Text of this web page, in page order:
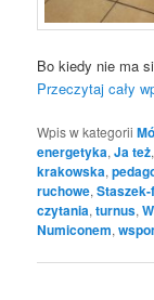
Bo kiedy nie ma
Przeczytaj cały
Wpis w kategorii
energetyka,Ja też
krakowska,
ruchowe,
czytania,turnus,
Numiconem,